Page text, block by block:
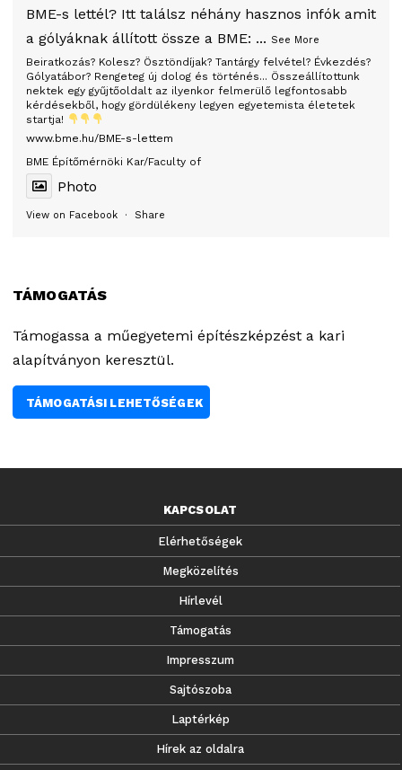
BME-s lettél? Itt találsz néhány hasznos infók amit
a gólyáknak állított össze a BME:
Beiratkozás? Kolesz? Ösztöndíjak? Tantárgy felvétel? Évkezdés?
Gólyatábor? Rengeteg új dolog és történés... Összeállítottunk
nektek egy gyűjtőoldalt az ilyenkor felmerülő legfontosabb
kérdésekből, hogy gördülékeny legyen egyetemista életetek
startja!
www.bme.hu/BME-s-lettem
BME Építőmérnöki Kar/Faculty of
... See More
Photo
View on Facebook · Share
TÁMOGATÁS
Támogassa a műegyetemi építészképzést a kari
alapítványon keresztül.
TÁMOGATÁSI LEHETŐSÉGEK
KAPCSOLAT
Elérhetőségek
Megközelítés
Hírlevél
Támogatás
Impresszum
Sajtószoba
Laptérkép
Hírek az oldalra